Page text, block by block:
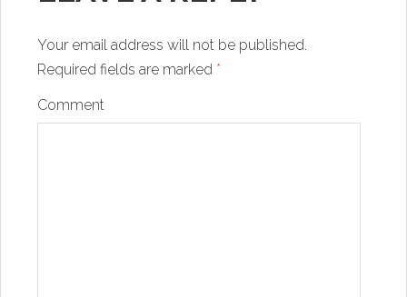
Your email address will not be published.
Required fields are marked *
Comment